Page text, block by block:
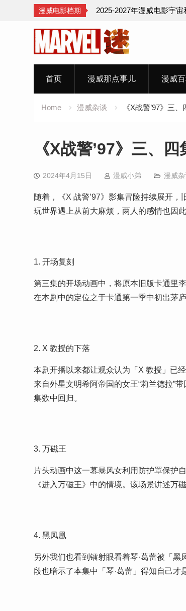
漫威电影档期
2025-2027年漫威电影宇
首页 漫威那点事儿 漫威
Home 漫威杂谈 《X战警’97》三
《X战警’97》三、
2024年4月15日 漫威小弟 漫威杂
随着，《X 战警’97》影集冒险持续展开
玩世界遇上从前大麻烦，两人的感情也因
1. 开场复刻
第三集的开场动画中，将原本旧版卡通里
在本剧中的定位之于卡通第一季中初出茅庐
2. X 教授的下落
本剧开播以来都让观众认为「X 教授」已
来自外星文明希阿帝国的女王“莉兰德拉”
集数中回归。
3. 万磁王
片头动画中这一幕暴风女利用防护罩保护
《进入万磁王》中的情境。该场景讲述万
4. 黑凤凰
另外我们也看到镭射眼看着琴·葛蕾被「
段也暗示了本集中「琴·葛蕾」得知自己才